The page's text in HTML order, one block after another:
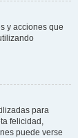
y acciones que
para
felicidad,
puede verse